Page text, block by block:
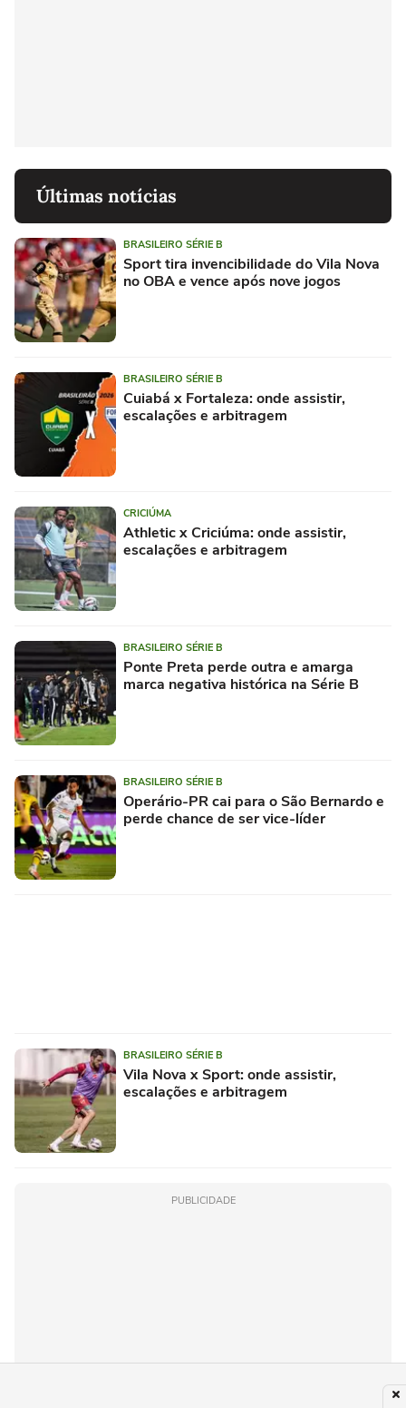
Últimas notícias
BRASILEIRO SÉRIE B
Sport tira invencibilidade do Vila Nova
no OBA e vence após nove jogos
BRASILEIRO SÉRIE B
Cuiabá x Fortaleza: onde assistir,
escalações e arbitragem
CRICIÚMA
Athletic x Criciúma: onde assistir,
escalações e arbitragem
BRASILEIRO SÉRIE B
Ponte Preta perde outra e amarga
marca negativa histórica na Série B
BRASILEIRO SÉRIE B
Operário-PR cai para o São Bernardo e
perde chance de ser vice-líder
BRASILEIRO SÉRIE B
Vila Nova x Sport: onde assistir,
escalações e arbitragem
PUBLICIDADE